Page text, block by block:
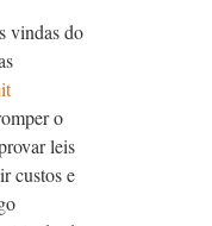
vindas do
o
leis
custos e